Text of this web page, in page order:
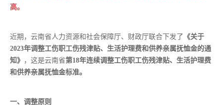
高。
近期，云南省人力资源和社会保障厅、财政厅联合下发了 《关于
2023年调整工伤职工伤残津贴、生活护理费和供养亲属抚恤金的通
知》 ，这是云南省第18年连续调整工伤职工伤残津贴、生活护理费
和供养亲属抚恤金标准。
一、调整原则